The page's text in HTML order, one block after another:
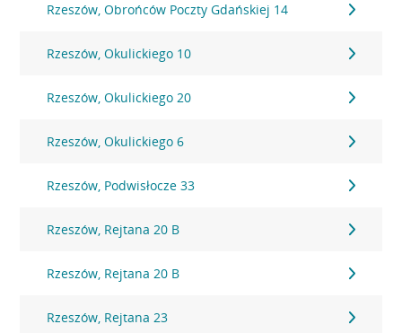
Rzeszów, Obrońców Poczty Gdańskiej 14
Rzeszów, Okulickiego 10
Rzeszów, Okulickiego 20
Rzeszów, Okulickiego 6
Rzeszów, Podwisłocze 33
Rzeszów, Rejtana 20 B
Rzeszów, Rejtana 20 B
Rzeszów, Rejtana 23